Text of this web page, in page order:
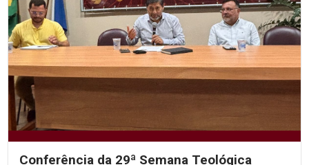
Conferência da 29ª Semana Teológica